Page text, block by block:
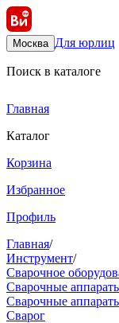
Москва Для юрлиц
Поиск в каталоге
Главная
Каталог
Корзина
Избранное
Профиль
Главная/
Инструмент/
Сварочное
Сварочные
Сварочные
Сварог